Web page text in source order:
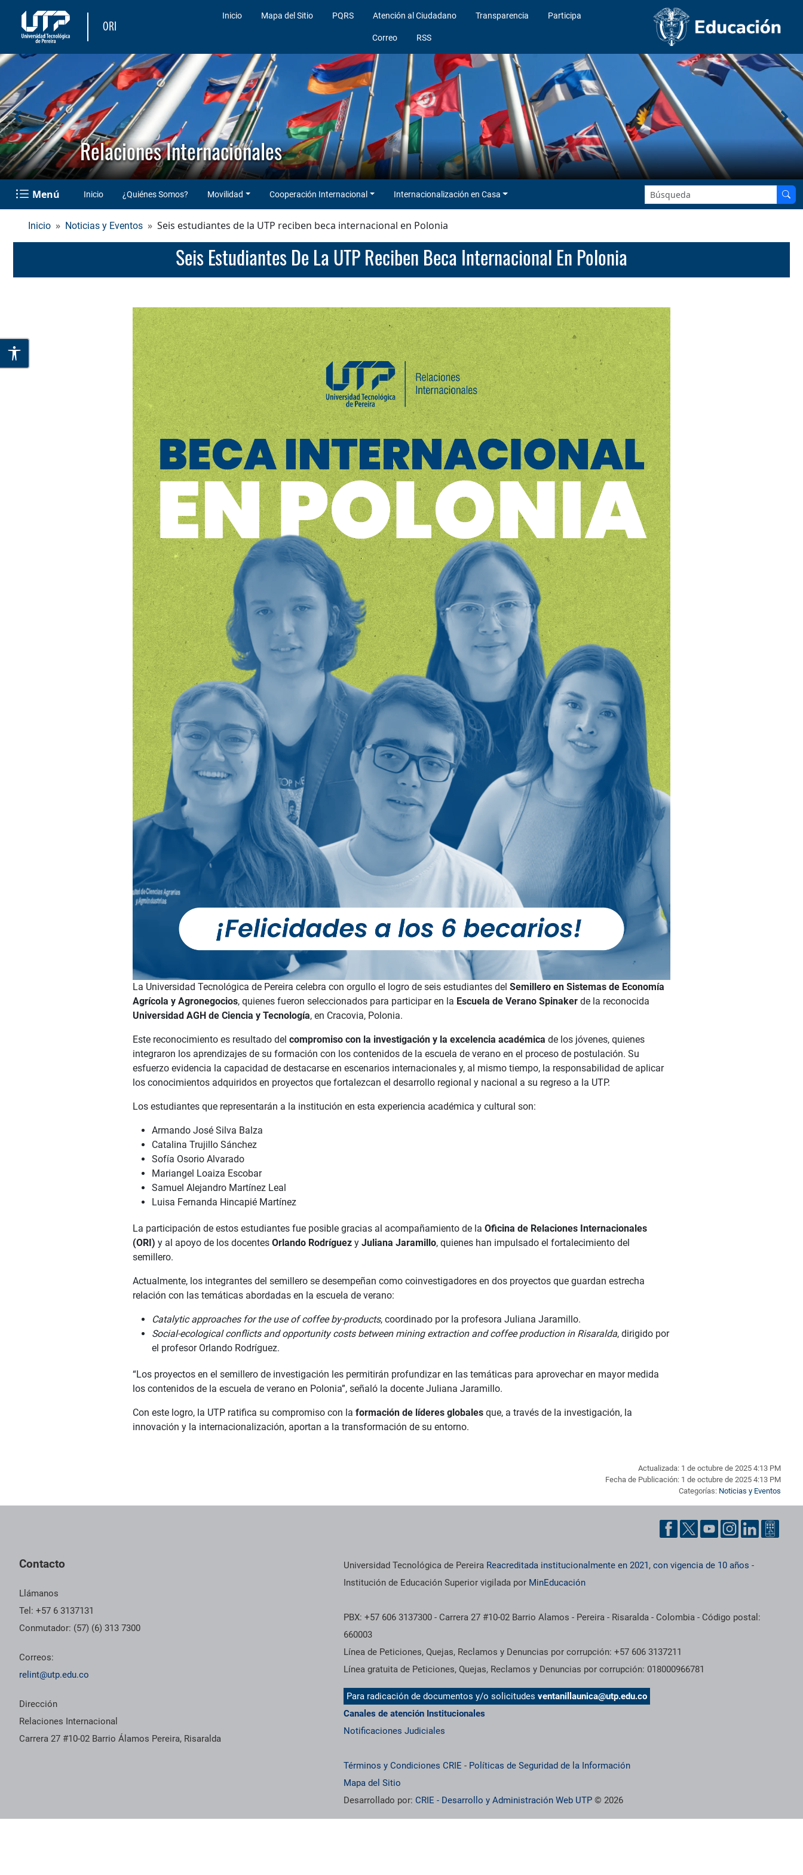
ORI
Inicio Mapa del Sitio PQRS Atención al Ciudadano Transparencia Participa
Correo RSS
Relaciones Internacionales
Menú Inicio ¿Quiénes Somos? Movilidad Cooperación Internacional Internacionalización en Casa Buscar en el sitio:
Inicio Noticias y Eventos Seis estudiantes de la UTP reciben beca internacional en Polonia
Seis Estudiantes De La UTP Reciben Beca Internacional En Polonia
La Universidad Tecnológica de Pereira celebra con orgullo el logro de seis estudiantes del Semillero en Sistemas de Economía
Agrícola y Agronegocios, quienes fueron seleccionados para participar en la Escuela de Verano Spinaker de la reconocida
Universidad AGH de Ciencia y Tecnología, en Cracovia, Polonia.
Este reconocimiento es resultado del compromiso con la investigación y la excelencia académica de los jóvenes, quienes
integraron los aprendizajes de su formación con los contenidos de la escuela de verano en el proceso de postulación. Su
esfuerzo evidencia la capacidad de destacarse en escenarios internacionales y, al mismo tiempo, la responsabilidad de aplicar
los conocimientos adquiridos en proyectos que fortalezcan el desarrollo regional y nacional a su regreso a la UTP.
Los estudiantes que representarán a la institución en esta experiencia académica y cultural son:
Armando José Silva Balza
Catalina Trujillo Sánchez
Sofía Osorio Alvarado
Mariangel Loaiza Escobar
Samuel Alejandro Martínez Leal
Luisa Fernanda Hincapié Martínez
La participación de estos estudiantes fue posible gracias al acompañamiento de la Oficina de Relaciones Internacionales
(ORI) y al apoyo de los docentes Orlando Rodríguez y Juliana Jaramillo, quienes han impulsado el fortalecimiento del
semillero.
Actualmente, los integrantes del semillero se desempeñan como coinvestigadores en dos proyectos que guardan estrecha
relación con las temáticas abordadas en la escuela de verano:
Catalytic approaches for the use of coffee by-products, coordinado por la profesora Juliana Jaramillo.
Social-ecological conflicts and opportunity costs between mining extraction and coffee production in Risaralda, dirigido por
el profesor Orlando Rodríguez.
“Los proyectos en el semillero de investigación les permitirán profundizar en las temáticas para aprovechar en mayor medida
los contenidos de la escuela de verano en Polonia”, señaló la docente Juliana Jaramillo.
Con este logro, la UTP ratifica su compromiso con la formación de líderes globales que, a través de la investigación, la
innovación y la internacionalización, aportan a la transformación de su entorno.
Actualizada: 1 de octubre de 2025 4:13 PM
Fecha de Publicación: 1 de octubre de 2025 4:13 PM
Categorías: Noticias y Eventos
Contacto
Llámanos
Tel: +57 6 3137131
Conmutador: (57) (6) 313 7300
Correos:
relint@utp.edu.co
Dirección
Relaciones Internacional
Carrera 27 #10-02 Barrio Álamos Pereira, Risaralda
Información institucional
Universidad Tecnológica de Pereira Reacreditada institucionalmente en 2021, con vigencia de 10 años -
Institución de Educación Superior vigilada por MinEducación
PBX: +57 606 3137300 - Carrera 27 #10-02 Barrio Alamos - Pereira - Risaralda - Colombia - Código postal:
660003
Línea de Peticiones, Quejas, Reclamos y Denuncias por corrupción: +57 606 3137211
Línea gratuita de Peticiones, Quejas, Reclamos y Denuncias por corrupción: 018000966781
Para radicación de documentos y/o solicitudesventanillaunica@utp.edu.co
Canales de atención Institucionales
Notificaciones Judiciales
Términos y Condiciones CRIE - Políticas de Seguridad de la Información
Mapa del Sitio
Desarrollado por:CRIE - Desarrollo y Administración Web UTP © 2026